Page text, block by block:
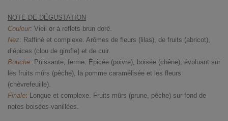
NOTE DE DÉGUSTATION
Couleur: Vieil or à reflets brun doré.
Nez: Raffiné et complexe. Arômes de fleurs (lilas), de fruits (abricot),
d’épices (clou de girofle) et de cuir.
Bouche: Puissante, ferme. Épicée (poivre), boisée (chêne), évoluant sur
les fruits mûrs (pêche), la pomme caramélisée et les fleurs
(chèvrefeuille).
Finale: Longue et complexe. Fruits mûrs (prune, pêche) sur fond de
notes boisées-vanillées.